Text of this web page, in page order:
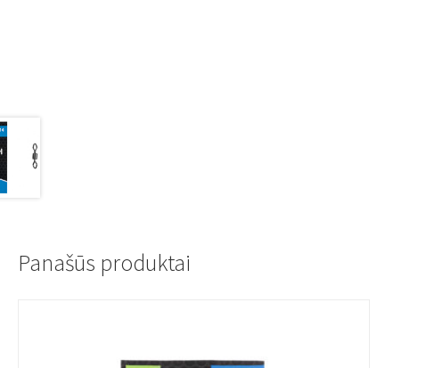
Panašūs produktai